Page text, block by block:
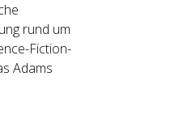
rund um
Fiction-
Adams